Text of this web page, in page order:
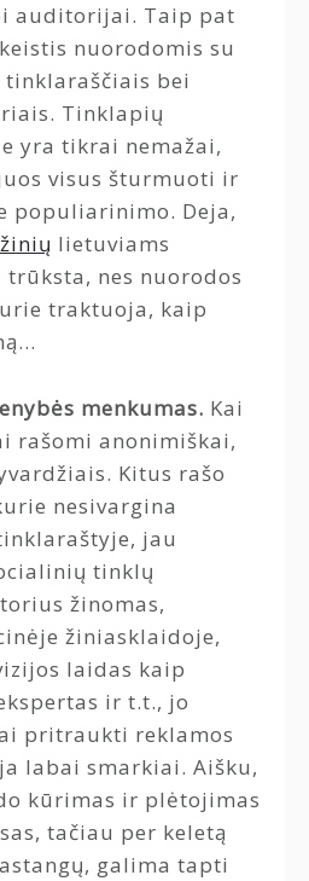
auditorijai. Taip pat
nuorodomis su
bei
Tinklapių
yra tikrai nemažai,
visus šturmuoti ir
Deja,
lietuviams
nes nuorodos
traktuoja, kaip
menkumas. Kai
rašomi anonimiškai,
Kitus rašo
nesivargina
jau
tinklų
žinomas,
žiniasklaidoje,
laidas kaip
ir t.t., jo
pritraukti reklamos
labai smarkiai. Aišku,
kūrimas ir plėtojimas
tačiau per keletą
galima tapti